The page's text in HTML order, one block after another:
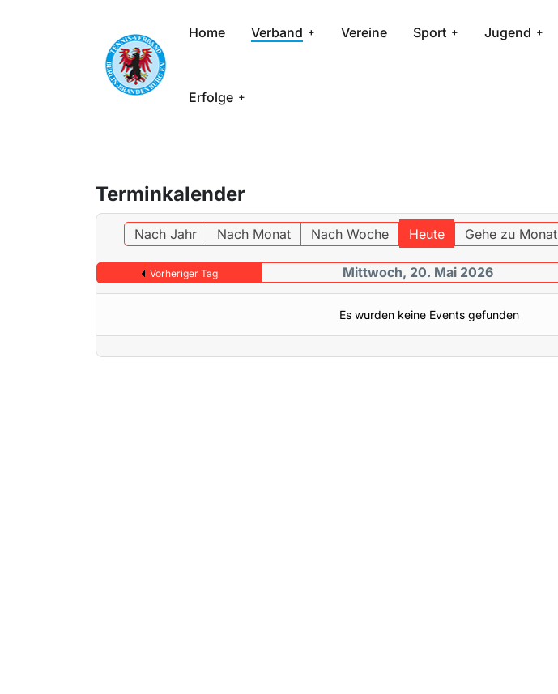
Home Verband Vereine Sport Jugend
Erfolge
Terminkalender
Nach Jahr Nach Monat Nach Woche Heute Gehe zu Monat
Vorheriger Tag Mittwoch, 20. Mai 2026
Es wurden keine Events gefunden